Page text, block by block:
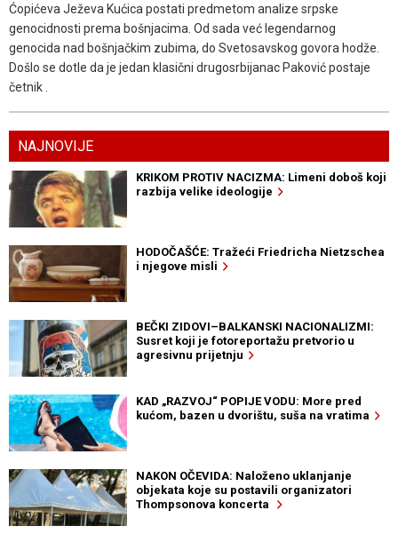
Ćopićeva Ježeva Kućica postati predmetom analize srpske
genocidnosti prema bošnjacima. Od sada već legendarnog
genocida nad bošnjačkim zubima, do Svetosavskog govora hodže.
Došlo se dotle da je jedan klasični drugosrbijanac Paković postaje
četnik .
NAJNOVIJE
KRIKOM PROTIV NACIZMA: Limeni doboš koji
razbija velike ideologije
HODOČAŠĆE: Tražeći Friedricha Nietzschea
i njegove misli
BEČKI ZIDOVI–BALKANSKI NACIONALIZMI:
Susret koji je fotoreportažu pretvorio u
agresivnu prijetnju
KAD „RAZVOJ“ POPIJE VODU: More pred
kućom, bazen u dvorištu, suša na vratima
NAKON OČEVIDA: Naloženo uklanjanje
objekata koje su postavili organizatori
Thompsonova koncerta